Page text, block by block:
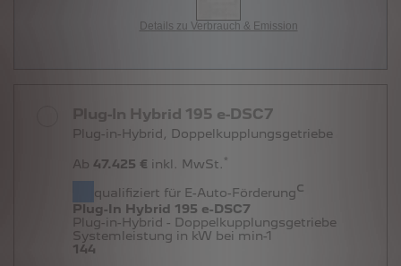
Details zu Verbrauch & Emission
Plug-In Hybrid 195 e-DSC7
Plug-in-Hybrid, Doppelkupplungsgetriebe
Ab 47.425 € inkl. MwSt. *
qualifiziert für E-Auto-Förderungc
Plug-In Hybrid 195 e-DSC7
Plug-in-Hybrid - Doppelkupplungsgetriebe
Systemleistung in kW bei min-1
144